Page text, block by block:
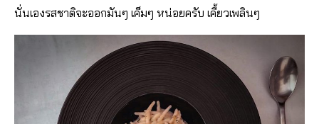
นั่นเองรสชาติจะออกมันๆ เค็มๆ หน่อยครับ เคี้ยวเพลินๆ